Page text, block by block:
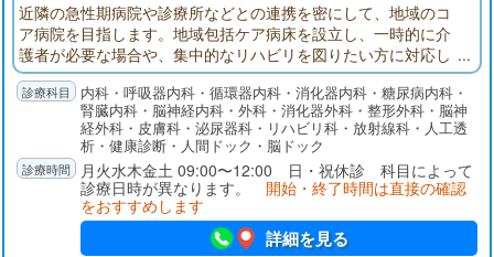
近隣の急性期病院や診療所などとの連携を密にして、地域のコ
ア病院を目指します。地域包括ケア病床を設立し、一時的に介
護者が必要な場合や、集中的なリハビリを図りたい方に対応し
ています。外来診療では、脳卒中･高血圧･心不全･糖尿病･脂質
異常症･胃十二指腸潰瘍･腸疾患を中心とし、他にも皮膚科･整形
外科･泌尿器科も行っています。華頂会グループでは、在宅支援
を目的とした、居宅介護支援相談室、訪問看護ステーション、
訪問リハビリステーションの活動も行っております。
内科・呼吸器内科・循環器内科・消化器内科・糖尿病内科・
腎臓内科・脳神経内科・外科・消化器外科・整形外科・脳神
経外科・皮膚科・泌尿器科・リハビリ科・放射線科・人工透
析・健康診断・人間ドック・脳ドック
月火水木金土 09:00〜12:00 日・祝休診 科目によって
診療日時が異なります。 開始・終了時間は直接の確認
をおすすめします
詳細を見る